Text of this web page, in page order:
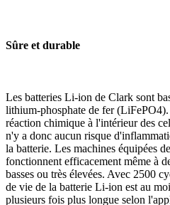
Sûre et durable
Les batteries Li-ion de Clark sont
lithium-phosphate de fer
réaction chimique à l'intérieur des
n'y a donc aucun risque
la batterie. Les machines équipées
fonctionnent efficacement même à
basses ou très élevées. Avec 2500
de vie de la batterie Li-ion est au
plusieurs fois plus longue selon